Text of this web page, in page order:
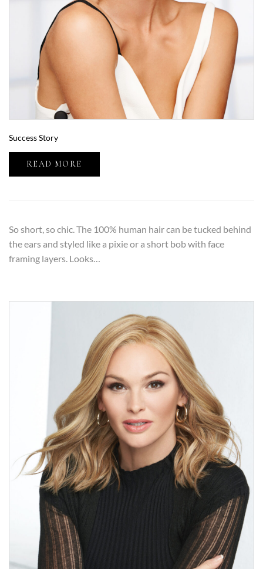
Success Story
READ MORE
So short, so chic. The 100% human hair can be tucked behind
the ears and styled like a pixie or a short bob with face
framing layers. Looks…